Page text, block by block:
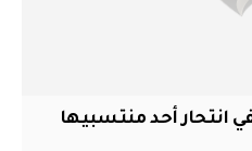
انتحار أحد منتسبيها